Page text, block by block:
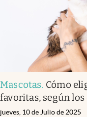
Mascotas. Cómo
favoritas, según
jueves, 10 de Julio de 2025